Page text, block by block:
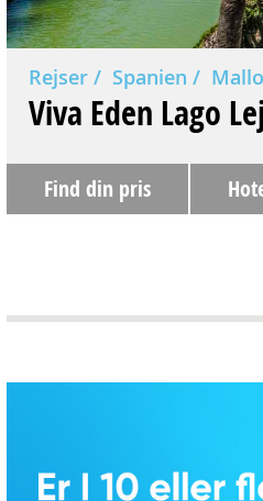
Rejser Spanien
Viva Eden Lago
Find din pris